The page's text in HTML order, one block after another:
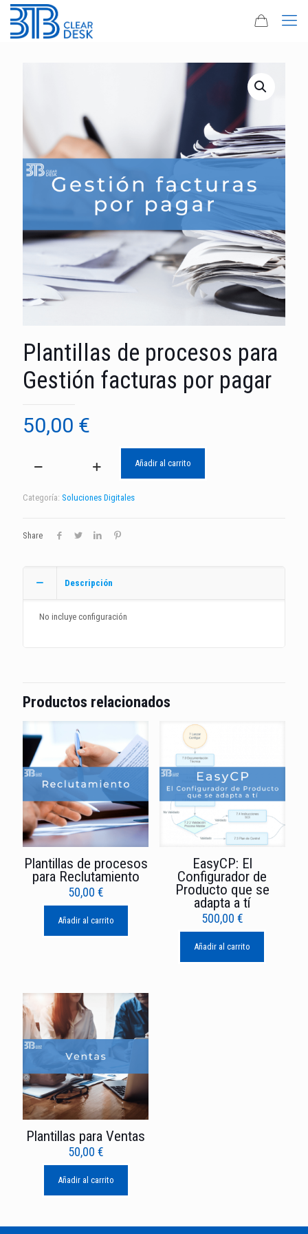
Plantillas de procesos para
Gestión facturas por pagar
50,00 €
Plantillas
procesos
facturas
Añadir al carrito
Categoría: Soluciones Digitales
Share
Descripción
No incluye configuración
Productos relacionados
Plantillas de procesos
para Reclutamiento
50,00 €
Añadir al carrito
EasyCP: El
Configurador de
Producto que se
adapta a tí
500,00 €
Añadir al carrito
Plantillas para Ventas
50,00 €
Añadir al carrito